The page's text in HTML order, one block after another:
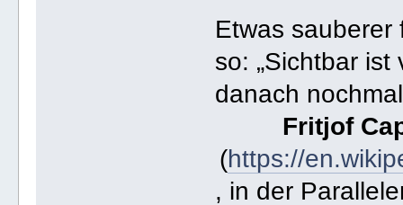
Etwas sauberer
so: „Sichtbar
danach
Fritjof
(https://
, in der